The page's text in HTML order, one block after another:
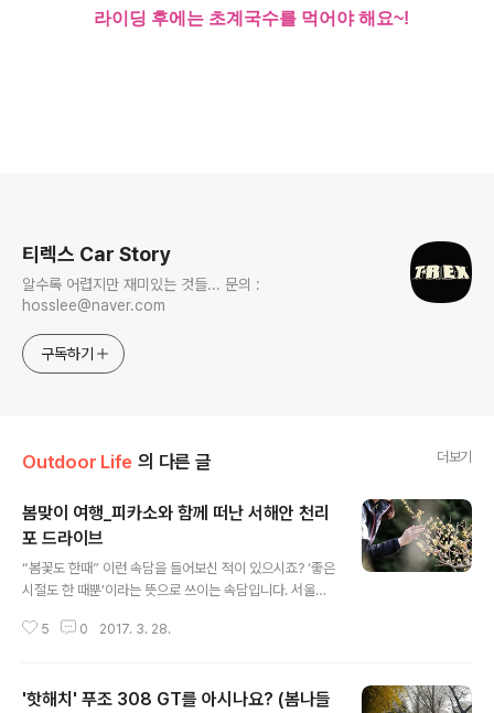
라이딩 후에는 초계국수를 먹어야 해요~!
티렉스 Car Story
알수록 어렵지만 재미있는 것들... 문의 :
hosslee@naver.com
구독하기
Outdoor Life 의 다른 글 더보기
봄맞이 여행_피카소와 함께 떠난 서해안 천리
포 드라이브
“봄꽃도 한때” 이런 속담을 들어보신 적이 있으시죠? ‘좋은
시절도 한 때뿐’이라는 뜻으로 쓰이는 속담입니다. 서울에
리포해변에 위치한 천리포수목원은 지금이 좋은 시절이랍
좋은 시트로엥 그랜드 C4 피카소와 함께 합니다. 패밀리카
5 0 2017. 3. 28.
'핫해치' 푸조 308 GT를 아시나요? (봄나들